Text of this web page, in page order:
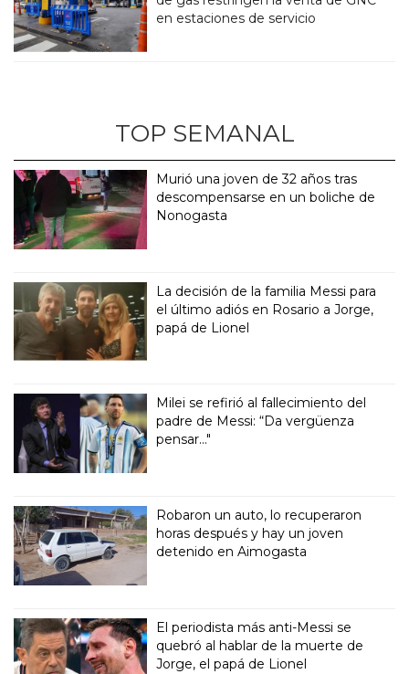
en estaciones de servicio
TOP SEMANAL
Murió una joven de 32 años tras
descompensarse en un boliche de
Nonogasta
La decisión de la familia Messi para
el último adiós en Rosario a Jorge,
papá de Lionel
Milei se refirió al fallecimiento del
padre de Messi: “Da vergüenza
pensar..."
Robaron un auto, lo recuperaron
horas después y hay un joven
detenido en Aimogasta
El periodista más anti-Messi se
quebró al hablar de la muerte de
Jorge, el papá de Lionel